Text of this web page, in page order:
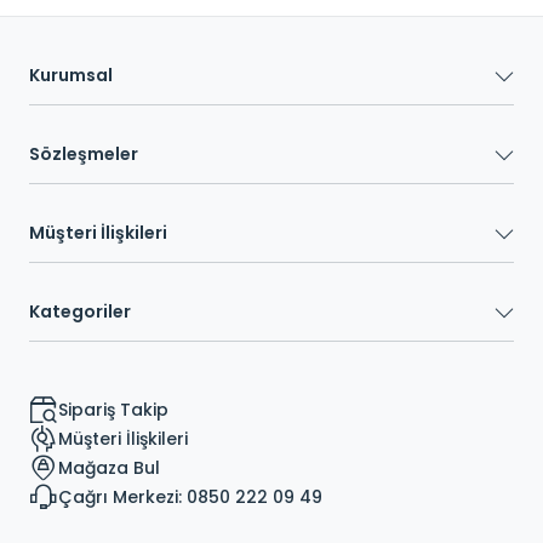
Kurumsal
Sözleşmeler
Müşteri İlişkileri
Kategoriler
Sipariş Takip
Müşteri İlişkileri
Mağaza Bul
Çağrı Merkezi: 0850 222 09 49